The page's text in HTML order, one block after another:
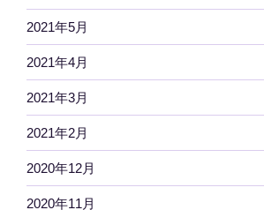
2021年5月
2021年4月
2021年3月
2021年2月
2020年12月
2020年11月